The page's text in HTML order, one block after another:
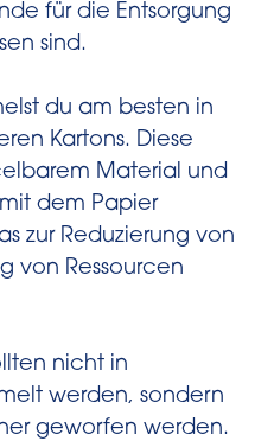
für die Entsorgung
sind.
du am besten in
Kartons. Diese
Material und
dem Papier
zur Reduzierung von
von Ressourcen
nicht in
werden, sondern
geworfen werden.